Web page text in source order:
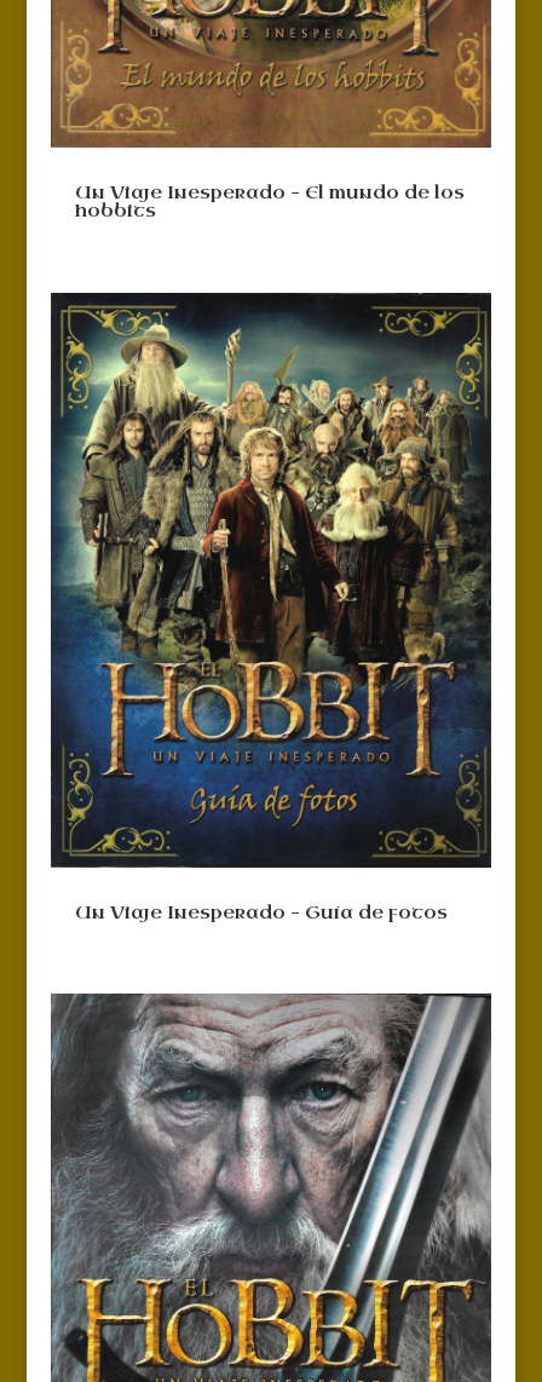
Un Viaje Inesperado – El mundo de los
hobbits
Un Viaje Inesperado – Guía de fotos